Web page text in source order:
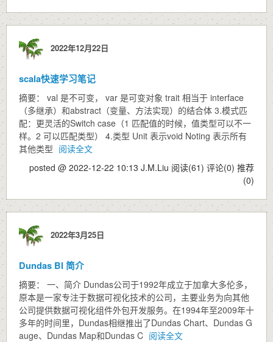
2022年12月22日
scala快速学习笔记
摘要： val 是不可变， var 是可变对象 trait 相当于 interface
（多继承）和abstract（变量、方法实现）的结合体 3.模式匹
配：更灵活的Switch case（1 匹配值的时候，值类型可以不一
样。2 可以匹配类型） 4.类型 Unit 表示void Noting 表示所有
其他类型 阅读全文
posted @ 2022-12-22 10:13 J.M.Liu 阅读(61) 评论(0) 推荐
(0)
2022年3月25日
Dundas BI 简介
摘要： 一、简介 Dundas公司于1992年成立于加拿大多伦多，
原本是一家专注于数据可视化技术的公司，主要业务为向其他
公司提供数据可视化组件外包开发服务。在1994年至2009年十
多年的时间里，Dundas相继推出了Dundas Chart、Dundas G
auge、Dundas Map和Dundas C 阅读全文